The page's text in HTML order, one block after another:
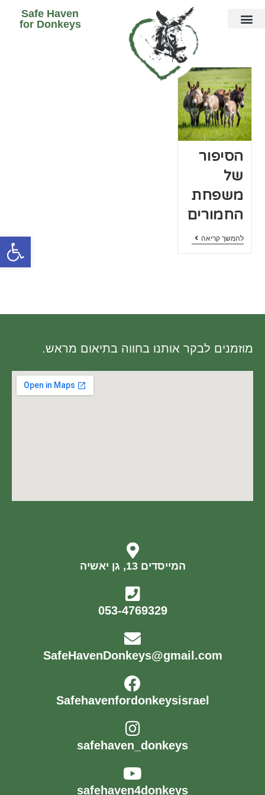
Safe Haven
for Donkeys
הסיפור
של
משפחת
החמורים
להמשך קריאה
מוזמנים לבקר אותנו בחווה בתיאום מראש.
המייסדים 13, גן יאשיה
053-4769329
SafeHavenDonkeys@gmail.com
Safehavenfordonkeysisrael
safehaven_donkeys
safehaven4donkeys